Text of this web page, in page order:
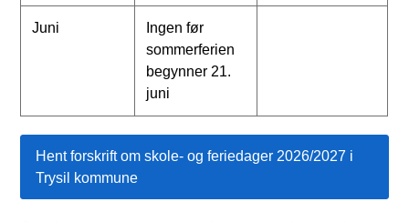
Juni
Ingen før
sommerferien
begynner 21.
juni
Hent forskrift om skole- og feriedager 2026/2027 i
Trysil kommune